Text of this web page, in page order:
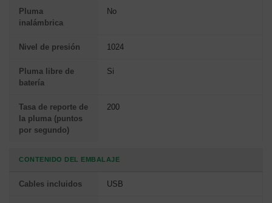
Pluma
inalámbrica
No
Nivel de presión 1024
Pluma libre de
batería
Si
Tasa de reporte de
la pluma (puntos
por segundo)
200
CONTENIDO DEL EMBALAJE
Cables incluidos USB